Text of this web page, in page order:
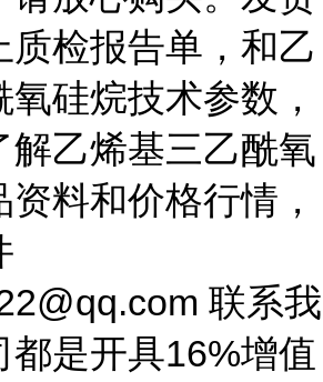
质检报告单，和乙
硅烷技术参数，
解乙烯基三乙酰氧
料和价格行情，
联系我
都是开具16%增值